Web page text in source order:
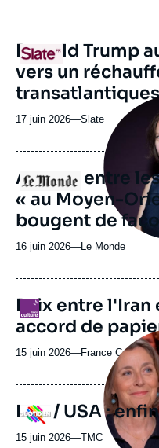
journal,
ou
émission
Logo
URL
de
Spotify
Donald Trump
vers un
17 juin 2026—Nom
journal,
revue
ou
émission
Slate
Logo
Image
principale
Accord entre
« au Moyen-
bougent de
16 juin 2026—Nom
journal,
ou
émission
Le Monde
Logo
URL
de
Spotify
Paix entre l'Iran
accord de
15 juin 2026—Nom
journal,
revue
ou
émission
France Culture
Logo
Image
principale
Iran / USA :
15 juin 2026—Nom
TMC